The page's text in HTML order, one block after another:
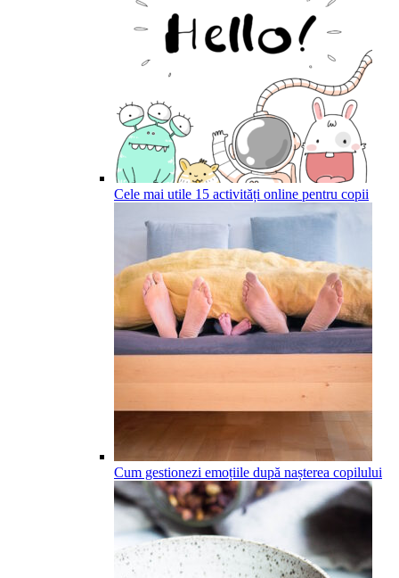
Cele mai utile 15 activități online pentru copii
Cum gestionezi emoțiile după nașterea copilului